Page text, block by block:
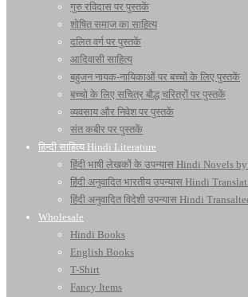
गुरु रविदास पर पुस्तकें
शोषित समाज का साहित्य
दलित वर्ग पर पुस्तकें
आदिवासी साहित्य
बहुजन नायक-नायिकाओं पर बच्चों के लिए पुस्तकें
बच्चो के लिए सचित्र बौद्ध चरित्रों पर पुस्तकें
व्यवसाय और निवेश पर पुस्तकें
संत कबीर पर पुस्तकें
हिन्दी साहित्य Hindi Literature
हिंदी भाषी लेखकों के उपन्यास Hindi Novels
हिंदी अनुवादित भारतीय उपन्यास Hindi
हिंदी अनुवादित विदेशी उपन्यास Hindi
Wholesale
Hindi Books
English Books
T-Shirt
Fancy Items